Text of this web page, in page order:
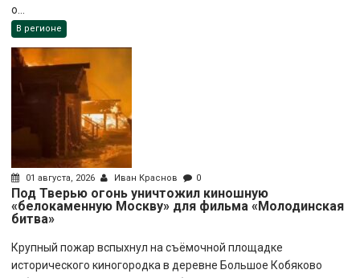
о...
В регионе
01 августа, 2026 Иван Краснов 0
Под Тверью огонь уничтожил киношную
«белокаменную Москву» для фильма «Молодинская
битва»
Крупный пожар вспыхнул на съёмочной площадке
исторического киногородка в деревне Большое Кобяково